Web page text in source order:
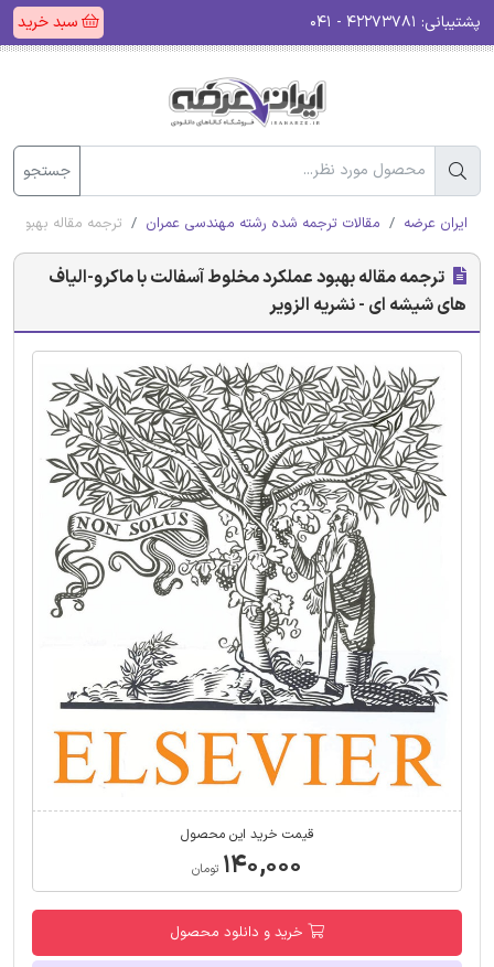
پشتیبانی: سبد خرید
جستجو
ایران عرضه مقالات ترجمه شده رشته مهندسی عمران ترجمه مقاله بهبود
ترجمه مقاله بهبود عملکرد مخلوط آسفالت با ماکرو-الیاف
های شیشه ای - نشریه الزویر
قیمت خرید این محصول
۱۴۰,۰۰۰ تومان
خرید و دانلود محصول